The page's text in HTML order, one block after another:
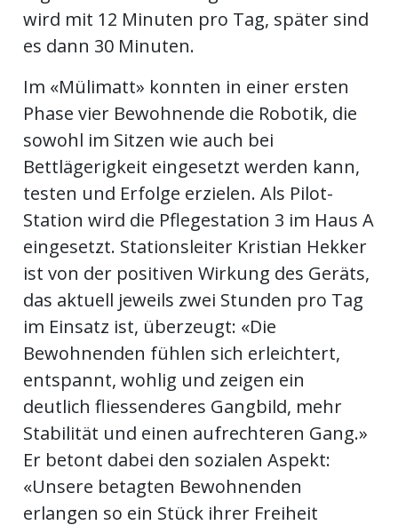
wird mit 12 Minuten pro Tag, später sind
es dann 30 Minuten.
Im «Mülimatt» konnten in einer ersten
Phase vier Bewohnende die Robotik, die
sowohl im Sitzen wie auch bei
Bettlägerigkeit eingesetzt werden kann,
testen und Erfolge erzielen. Als Pilot-
Station wird die Pflegestation 3 im Haus A
eingesetzt. Stationsleiter Kristian Hekker
ist von der positiven Wirkung des Geräts,
das aktuell jeweils zwei Stunden pro Tag
im Einsatz ist, überzeugt: «Die
Bewohnenden fühlen sich erleichtert,
entspannt, wohlig und zeigen ein
deutlich fliessenderes Gangbild, mehr
Stabilität und einen aufrechteren Gang.»
Er betont dabei den sozialen Aspekt:
«Unsere betagten Bewohnenden
erlangen so ein Stück ihrer Freiheit